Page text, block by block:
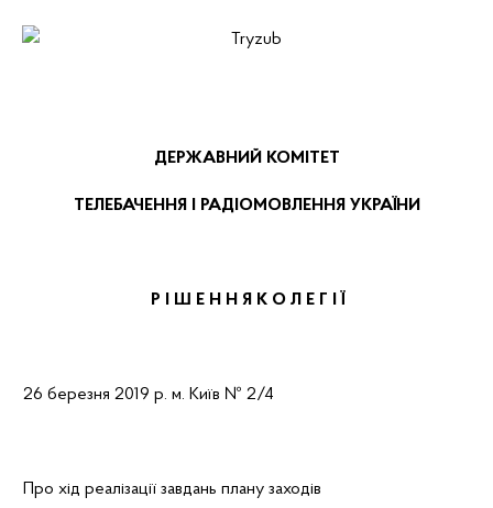
ДЕРЖАВНИЙ КОМІТЕТ
ТЕЛЕБАЧЕННЯ І РАДІОМОВЛЕННЯ УКРАЇНИ
Р І Ш Е Н Н Я К О Л Е Г І Ї
26 березня 2019 р. м. Київ № 2/4
Про хід реалізації завдань плану заходів